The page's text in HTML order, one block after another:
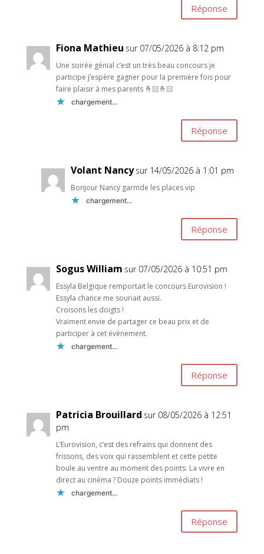
Réponse
Fiona Mathieu sur 07/05/2026 à 8:12 pm
Une soirée génial c’est un très beau concours je
participe j’espère gagner pour la première fois pour
faire plaisir à mes parents 🤞🏻🤞🏻
chargement…
Réponse
Volant Nancy sur 14/05/2026 à 1:01 pm
Bonjour Nancy garmde les places vip
chargement…
Réponse
Sogus William sur 07/05/2026 à 10:51 pm
Essyla Belgique remportait le concours Eurovision !
Essyla chance me souriait aussi.
Croisons les doigts !
Vraiment envie de partager ce beau prix et de
participer à cet événement.
chargement…
Réponse
Patricia Brouillard sur 08/05/2026 à 12:51
pm
L’Eurovision, c’est des refrains qui donnent des
frissons, des voix qui rassemblent et cette petite
boule au ventre au moment des points. La vivre en
direct au cinéma ? Douze points immédiats !
chargement…
Réponse